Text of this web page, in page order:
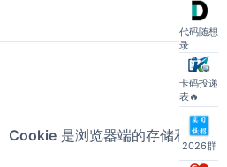
Cookie 是浏览器端的存储和
代码随想
录
卡码投递
表🔥
2026群